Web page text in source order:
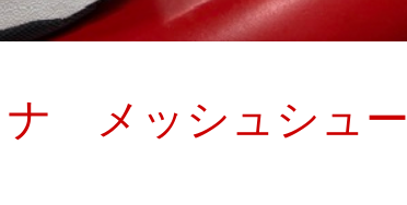
メッシュシュー